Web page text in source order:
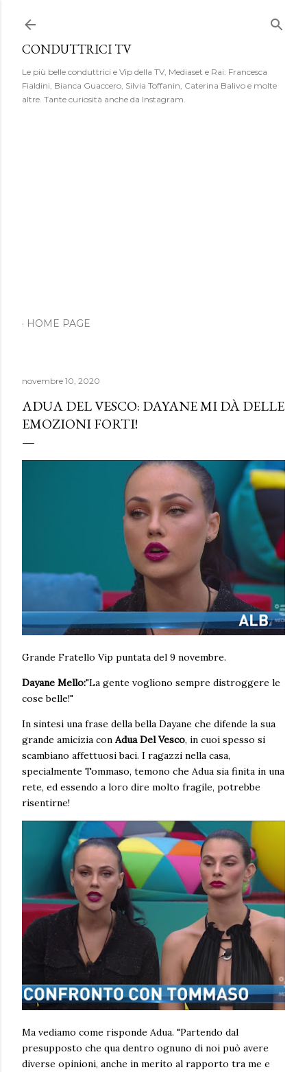
CONDUTTRICI TV
Le più belle conduttrici e Vip della TV, Mediaset e Rai: Francesca
Fialdini, Bianca Guaccero, Silvia Toffanin, Caterina Balivo e molte
altre. Tante curiosità anche da Instagram.
HOME PAGE
novembre 10, 2020
ADUA DEL VESCO: DAYANE MI DÀ DELLE
EMOZIONI FORTI!
Grande Fratello Vip puntata del 9 novembre.
Dayane Mello:"La gente vogliono sempre distroggere le
cose belle!"
In sintesi una frase della bella Dayane che difende la sua
grande amicizia con Adua Del Vesco, in cuoi spesso si
scambiano affettuosi baci. I ragazzi nella casa,
specialmente Tommaso, temono che Adua sia finita in una
rete, ed essendo a loro dire molto fragile, potrebbe
risentirne!
Ma vediamo come risponde Adua. "Partendo dal
presupposto che qua dentro ognuno di noi può avere
diverse opinioni, anche in merito al rapporto tra me e